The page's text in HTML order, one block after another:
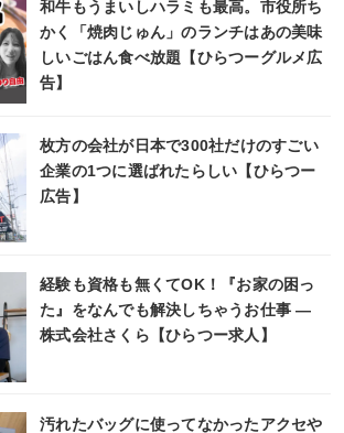
和牛もうまいしハラミも最高。市役所ち
かく「焼肉じゅん」のランチはあの美味
しいごはん食べ放題【ひらつーグルメ広
告】
枚方の会社が日本で300社だけのすごい
企業の1つに選ばれたらしい【ひらつー
広告】
経験も資格も無くてOK！『お家の困っ
た』をなんでも解決しちゃうお仕事 ―
株式会社さくら【ひらつー求人】
汚れたバッグに使ってなかったアクセや